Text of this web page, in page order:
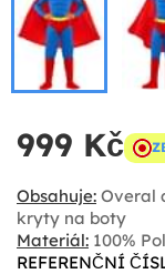
999 Kč
Obsahuje: Overal
kryty na boty
Materiál: 100%
REFERENČNÍ